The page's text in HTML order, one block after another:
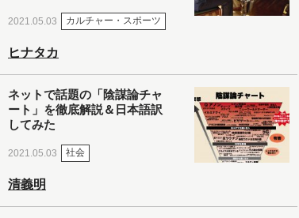
2021.05.03 カルチャー・スポーツ
ヒナタカ
ネットで話題の「陰謀論チャ
ート」を徹底解説＆日本語訳
してみた
2021.05.03 社会
清義明